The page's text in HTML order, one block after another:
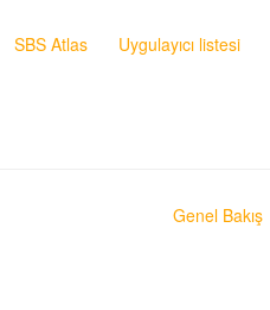
SBS Atlas Uygulayıcı listesi
Genel Bakış